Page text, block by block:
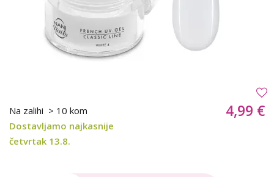
Na zalihi > 10 kom
Dostavljamo najkasnije
četvrtak 13.8.
4,99 €